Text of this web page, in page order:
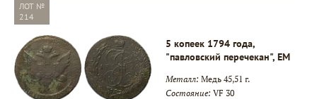
ЛОТ №
214
5 копеек 1794 года,
"павловский перечекан", ЕМ
Металл: Медь 45,51 г.
Состояние: VF 30